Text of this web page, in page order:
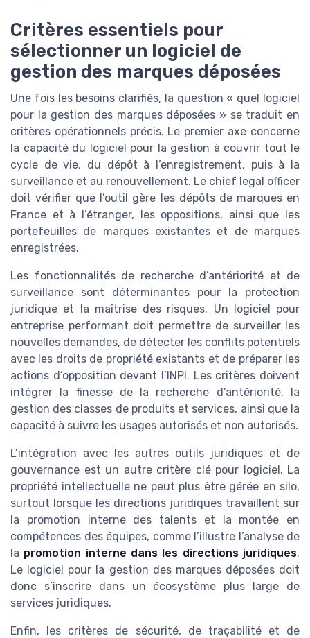
Critères essentiels pour
sélectionner un logiciel de
gestion des marques déposées
Une fois les besoins clarifiés, la question « quel logiciel
pour la gestion des marques déposées » se traduit en
critères opérationnels précis. Le premier axe concerne
la capacité du logiciel pour la gestion à couvrir tout le
cycle de vie, du dépôt à l’enregistrement, puis à la
surveillance et au renouvellement. Le chief legal officer
doit vérifier que l’outil gère les dépôts de marques en
France et à l’étranger, les oppositions, ainsi que les
portefeuilles de marques existantes et de marques
enregistrées.
Les fonctionnalités de recherche d’antériorité et de
surveillance sont déterminantes pour la protection
juridique et la maîtrise des risques. Un logiciel pour
entreprise performant doit permettre de surveiller les
nouvelles demandes, de détecter les conflits potentiels
avec les droits de propriété existants et de préparer les
actions d’opposition devant l’INPI. Les critères doivent
intégrer la finesse de la recherche d’antériorité, la
gestion des classes de produits et services, ainsi que la
capacité à suivre les usages autorisés et non autorisés.
L’intégration avec les autres outils juridiques et de
gouvernance est un autre critère clé pour logiciel. La
propriété intellectuelle ne peut plus être gérée en silo,
surtout lorsque les directions juridiques travaillent sur
la promotion interne des talents et la montée en
compétences des équipes, comme l’illustre l’analyse de
la promotion interne dans les directions juridiques.
Le logiciel pour la gestion des marques déposées doit
donc s’inscrire dans un écosystème plus large de
services juridiques.
Enfin, les critères de sécurité, de traçabilité et de